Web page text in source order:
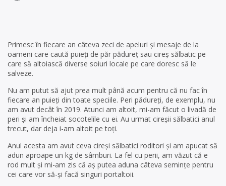
Primesc în fiecare an câteva zeci de apeluri și mesaje de la
oameni care caută puieți de păr pădureț sau cireș sălbatic pe
care să altoiască diverse soiuri locale pe care doresc să le
salveze.
Nu am putut să ajut prea mult până acum pentru că nu fac în
fiecare an puieți din toate speciile. Peri pădureți, de exemplu, nu
am avut decât în 2019. Atunci am altoit, mi-am făcut o livadă de
peri și am încheiat socotelile cu ei. Au urmat cireșii sălbatici anul
trecut, dar deja i-am altoit pe toți.
Anul acesta am avut ceva cireși sălbatici roditori și am apucat să
adun aproape un kg de sâmburi. La fel cu perii, am văzut că e
rod mult și mi-am zis că aș putea aduna câteva semințe pentru
cei care vor să-și facă singuri portaltoii.